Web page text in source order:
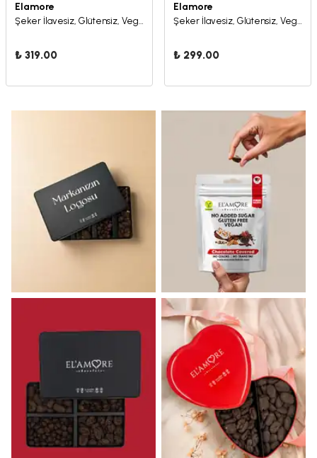
Elamore
Şeker İlavesiz, Glütensiz, Vegan Freeze Dried Çilekli Bitter Çikolata - Doypack 50 gr
₺ 319.00
Elamore
Şeker İlavesiz, Glütensiz, Vegan Turna Yemişli Bitter Çikolata - Doypack 50 gr
₺ 299.00